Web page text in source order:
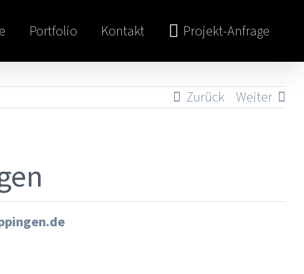
Portfolio Kontakt Projekt-Anfrage
Zurück Weiter